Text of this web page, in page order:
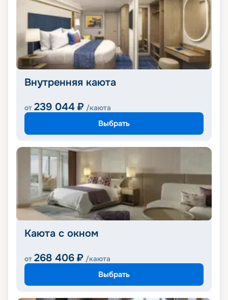
Внутренняя каюта
от 239 044 ₽ /каюта
Выбрать
Каюта с окном
от 268 406 ₽ /каюта
Выбрать